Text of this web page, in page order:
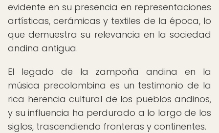
evidente en su presencia en representaciones
artísticas, cerámicas y textiles de la época, lo
que demuestra su relevancia en la sociedad
andina antigua.
El legado de la zampoña andina en la
música precolombina es un testimonio de la
rica herencia cultural de los pueblos andinos,
y su influencia ha perdurado a lo largo de los
siglos, trascendiendo fronteras y continentes.